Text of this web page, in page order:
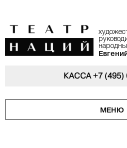
КАССА+7 (495)
МЕНЮ